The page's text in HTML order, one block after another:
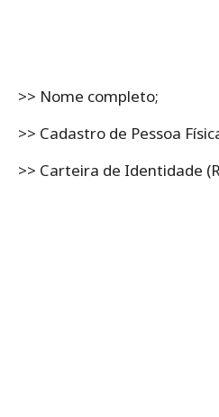
>> Nome completo;
>> Cadastro de Pessoa
>> Carteira de Identidade